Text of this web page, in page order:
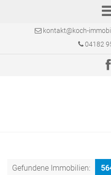
kontakt@koch-
04182
Gefundene Immobilien: